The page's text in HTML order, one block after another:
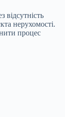
відсутність
нерухомості.
процес